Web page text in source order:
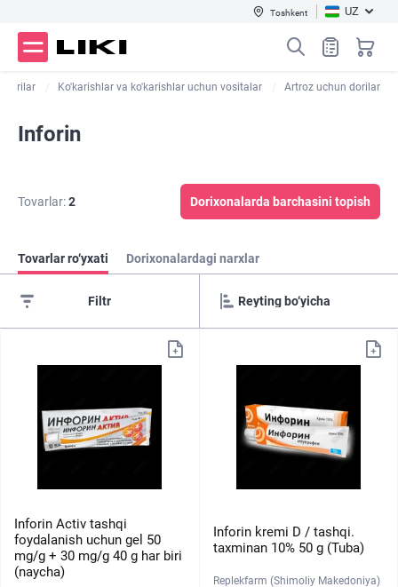
Toshkent UZ
dorilar Ko'karishlar va ko'karishlar uchun vositalar Artroz uchun dorilar
Inforin
Tovarlar:2 Dorixonalarda barchasini topish
Tovarlar ro‘yxati Dorixonalardagi narxlar
Filtr
Inforin Activ tashqi
foydalanish uchun gel 50
mg/g + 30 mg/g 40 g har biri
(naycha)
Inforin kremi D / tashqi.
taxminan 10% 50 g (Tuba)
Replekfarm (Shimoliy Makedoniya)